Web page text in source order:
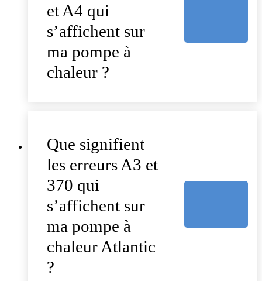
et A4 qui
s’affichent sur
ma pompe à
chaleur ?
Que signifient
les erreurs A3 et
370 qui
s’affichent sur
ma pompe à
chaleur Atlantic
?